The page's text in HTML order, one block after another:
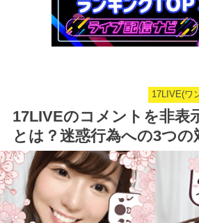
17LIVE(ワ
17LIVEのコメントを非表
とは？迷惑行為への3つの